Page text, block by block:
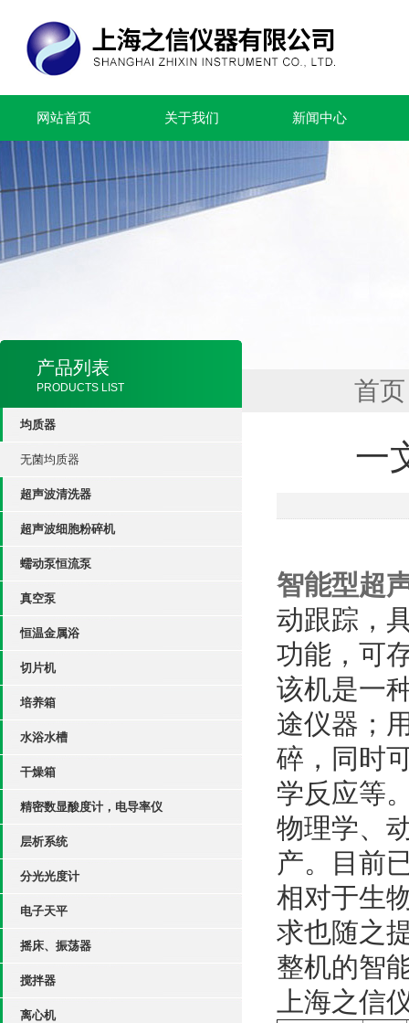
网站首页 关于我们 新闻中心
产品列表
PRODUCTS LIST
均质器
无菌均质器
超声波清洗器
超声波细胞粉碎机
蠕动泵恒流泵
真空泵
恒温金属浴
切片机
培养箱
水浴水槽
干燥箱
精密数显酸度计，电导率仪
层析系统
分光光度计
电子天平
摇床、振荡器
搅拌器
离心机
首页
一
智能型超
动跟踪，
功能，可
该机是一
途仪器；
碎，同时
学反应等
物理学、
产。目前
相对于生
求也随之
整机的智
上海之信